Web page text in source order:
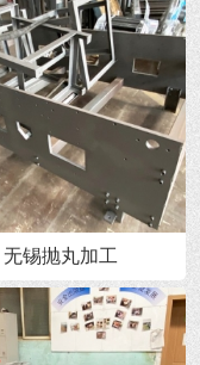
无锡抛丸加工